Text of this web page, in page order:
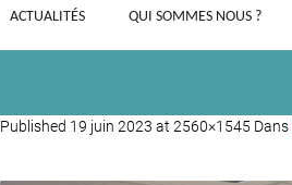
ACTUALITÉS QUI SOMMES NOUS ?
Published 19 juin 2023 at 2560×1545 Dans